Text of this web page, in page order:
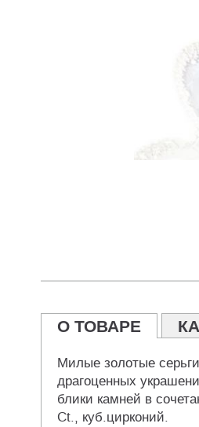
О ТОВАРЕ
Милые золотые
драгоценных
блики камней в
Ct., куб.цирконий.